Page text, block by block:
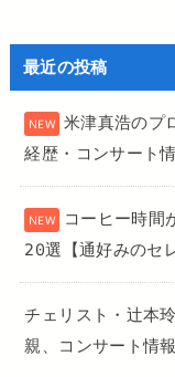
最近の投稿
米津真浩のプ
経歴・コンサート
コーヒー時間
20選【通好みのセ
チェリスト・辻本
親、コンサート情